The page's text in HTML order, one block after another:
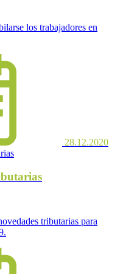
los trabajadores en
28.12.2020
tributarias para